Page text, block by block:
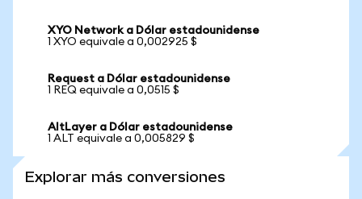
XYO Network a Dólar estadounidense
1 XYO equivale a 0,002925 $
Request a Dólar estadounidense
1 REQ equivale a 0,0515 $
AltLayer a Dólar estadounidense
1 ALT equivale a 0,005829 $
Explorar más conversiones